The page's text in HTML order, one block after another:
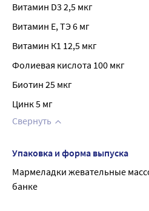
Витамин D3 2,5 мкг
Витамин E, ТЭ 6 мг
Витамин К1 12,5 мкг
Фолиевая кислота 100 мкг
Биотин 25 мкг
Цинк 5 мг
Свернуть
Упаковка и форма выпуска
Мармеладки жевательные
банке